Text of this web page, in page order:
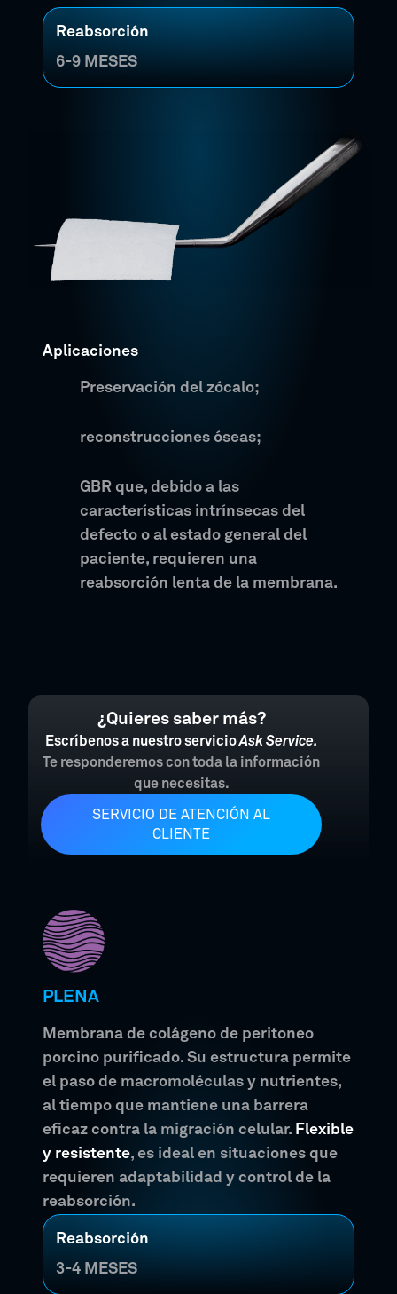
Reabsorción
6-9 MESES
Aplicaciones
Preservación del zócalo;
reconstrucciones óseas;
GBR que, debido a las
características intrínsecas del
defecto o al estado general del
paciente, requieren una
reabsorción lenta de la membrana.
¿Quieres saber más?
Escríbenos a nuestro servicioAsk Service.
Te responderemos con toda la información
que necesitas.
SERVICIO DE ATENCIÓN AL
CLIENTE
PLENA
Membrana de colágeno de peritoneo
porcino purificado. Su estructura permite
el paso de macromoléculas y nutrientes,
al tiempo que mantiene una barrera
eficaz contra la migración celular. Flexible
y resistente, es ideal en situaciones que
requieren adaptabilidad y control de la
reabsorción.
Reabsorción
3-4 MESES